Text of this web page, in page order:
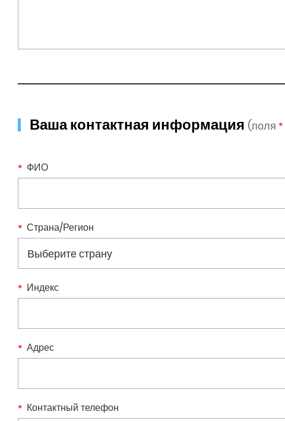
Ваша контактная информация (поля *
ФИО
Страна/Регион
Индекс
Адрес
Контактный телефон